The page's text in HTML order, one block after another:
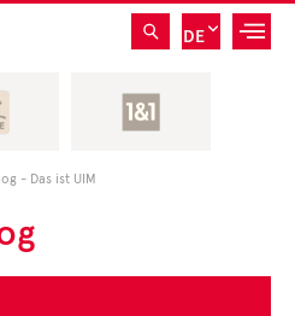
DE
- Das ist UIM